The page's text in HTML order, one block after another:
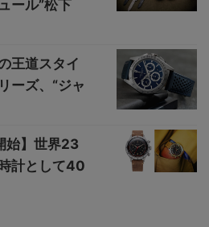
ール”松下
王道スタイ
ーズ、“ジャ
始】世界23
計として40